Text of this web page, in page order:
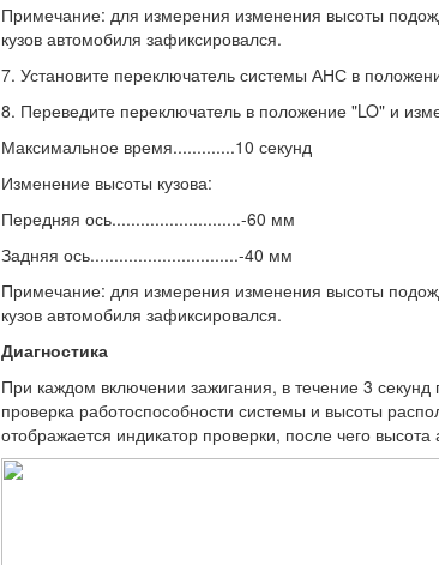
Примечание: для измерения изменения высоты
кузов автомобиля зафиксировался.
7. Установите переключатель системы АНС в
8. Переведите переключатель в положение "LO" и
Максимальное время.............10 секунд
Изменение высоты кузова:
Передняя ось...........................-60 мм
Задняя ось...............................-40 мм
Примечание: для измерения изменения высоты
кузов автомобиля зафиксировался.
Диагностика
При каждом включении зажигания, в течение 3
проверка работоспособности системы и высоты
отображается индикатор проверки, после чего